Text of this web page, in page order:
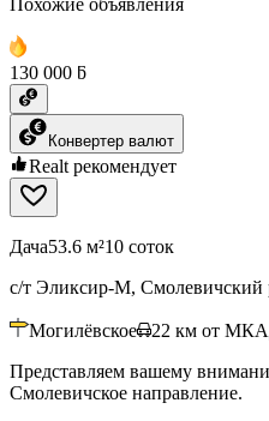
Похожие объявления
130 000 ƃ
Конвертер валют
Realt рекомендует
Дача53.6 м²10 соток
с/т Эликсир-М, Смолевичский
Могилёвское 22 км от
Представляем вашему
Смолевичское направление.